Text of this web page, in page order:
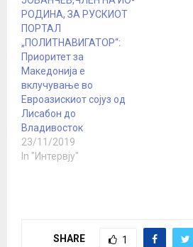
РОДИНА, ЗА РУСКИОТ
ПОРТАЛ
„ПОЛИТНАВИГАТОР“:
Приоритет за
Македонија е
вклучување во
Евроазискиот сојуз од
Лисабон до
Владивосток
23/11/2019
In "Интервју"
SHARE 1